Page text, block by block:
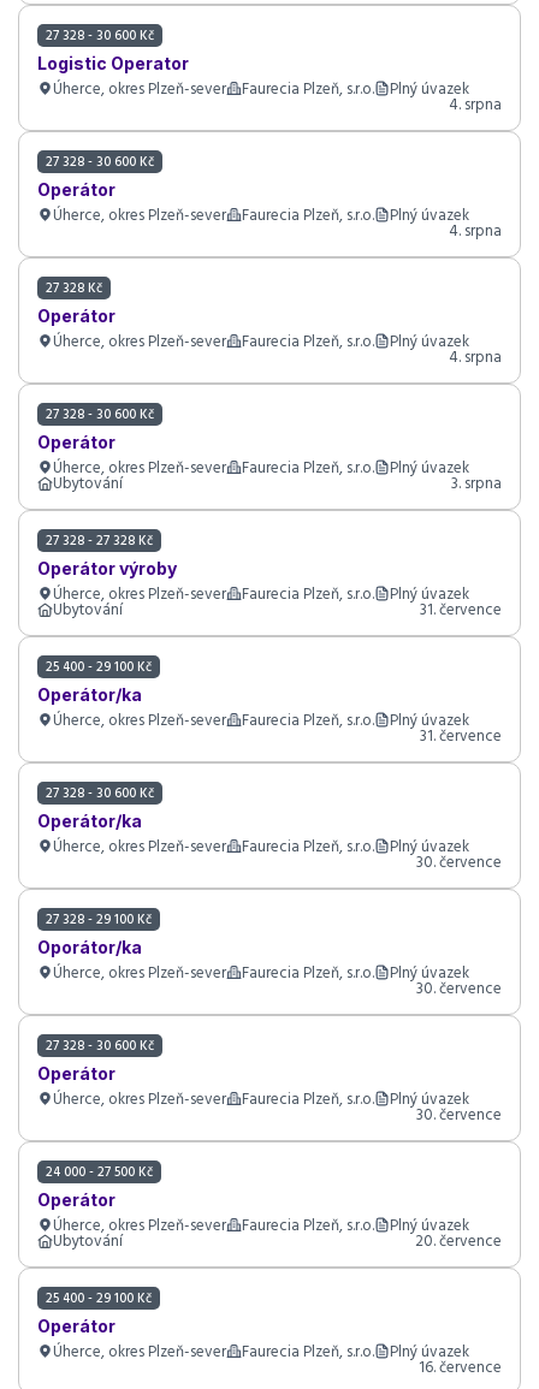
27 328 - 30 600 Kč
Logistic Operator
Úherce, okres Plzeň-sever Faurecia Plzeň, s.r.o. Plný úvazek
4. srpna
27 328 - 30 600 Kč
Operátor
Úherce, okres Plzeň-sever Faurecia Plzeň, s.r.o. Plný úvazek
4. srpna
27 328 Kč
Operátor
Úherce, okres Plzeň-sever Faurecia Plzeň, s.r.o. Plný úvazek
4. srpna
27 328 - 30 600 Kč
Operátor
Úherce, okres Plzeň-sever Faurecia Plzeň, s.r.o. Plný úvazek
Ubytování 3. srpna
27 328 - 27 328 Kč
Operátor výroby
Úherce, okres Plzeň-sever Faurecia Plzeň, s.r.o. Plný úvazek
Ubytování 31. července
25 400 - 29 100 Kč
Operátor/ka
Úherce, okres Plzeň-sever Faurecia Plzeň, s.r.o. Plný úvazek
31. července
27 328 - 30 600 Kč
Operátor/ka
Úherce, okres Plzeň-sever Faurecia Plzeň, s.r.o. Plný úvazek
30. července
27 328 - 29 100 Kč
Oporátor/ka
Úherce, okres Plzeň-sever Faurecia Plzeň, s.r.o. Plný úvazek
30. července
27 328 - 30 600 Kč
Operátor
Úherce, okres Plzeň-sever Faurecia Plzeň, s.r.o. Plný úvazek
30. července
24 000 - 27 500 Kč
Operátor
Úherce, okres Plzeň-sever Faurecia Plzeň, s.r.o. Plný úvazek
Ubytování 20. července
25 400 - 29 100 Kč
Operátor
Úherce, okres Plzeň-sever Faurecia Plzeň, s.r.o. Plný úvazek
16. července